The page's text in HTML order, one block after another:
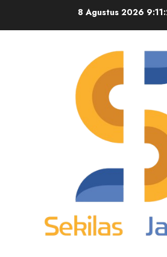
8 Agustus 2026